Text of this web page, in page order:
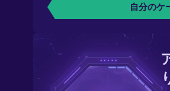
自分のケ